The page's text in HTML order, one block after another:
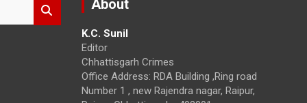
About
K.C. Sunil
Editor
Chhattisgarh Crimes
Office Address: RDA Building ,Ring road
Number 1 , new Rajendra nagar, Raipur,